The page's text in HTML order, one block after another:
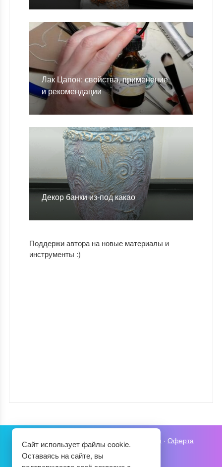
Лак Цапон: свойства, применение
и рекомендации
Декор банки из-под какао
Поддержи автора на новые материалы и
инструменты :)
Карта сайта Политика конфиденциальности ·Оферта
Сайт использует файлы cookie.
Оставаясь на сайте, вы